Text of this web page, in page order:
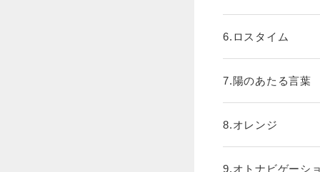
6.ロスタイム
7.陽のあたる言葉
8.オレンジ
9.オトナビゲーシ